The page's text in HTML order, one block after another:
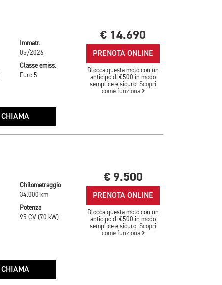
Immatr.
05/2026
Classe emiss.
Euro 5
€ 14.690
PRENOTA ONLINE
Blocca questa moto con un
anticipo di €500 in modo
semplice e sicuro.Scopri
come funziona
CHIAMA
Chilometraggio
34.000 km
Potenza
95 CV (70 kW)
€ 9.500
PRENOTA ONLINE
Blocca questa moto con un
anticipo di €500 in modo
semplice e sicuro.Scopri
come funziona
CHIAMA